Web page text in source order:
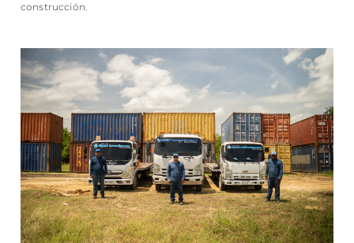
construcción.